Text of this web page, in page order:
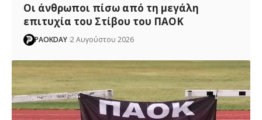
Οι άνθρωποι πίσω από τη μεγάλη
επιτυχία του Στίβου του ΠΑΟΚ
PAOKDAY 2 Αυγούστου 2026